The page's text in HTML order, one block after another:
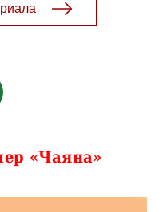
«Чаяна»